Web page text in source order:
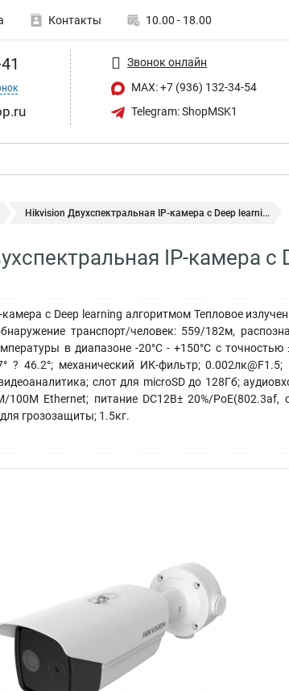
Контакты 10.00 - 18.00
Звонок онлайн
MAX: +7 (936) 132-34-54
Telegram: ShopMSK1
Hikvision Двухспектральная IP-камера с Deep learni...
IP-камера
с Deep learning алгоритмом Тепловое
транспорт/человек: 559/182м,
в диапазоне -20°C - +150°C с
? 46.2°; механический ИК-фильтр;
видеоаналитика; слот для microSD до 128Гб;
Ethernet; питание DC12В± 20%/
грозозащиты; 1.5кг.